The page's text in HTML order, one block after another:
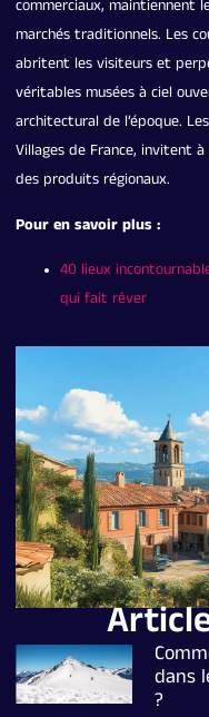
commerciaux, maintiennent
marchés traditionnels. Les
abritent les visiteurs et
véritables musées à ciel
architectural de l’époque.
Villages de France, invitent
des produits régionaux.
Pour en savoir plus :
40 lieux
qui fait rêver
dans
?